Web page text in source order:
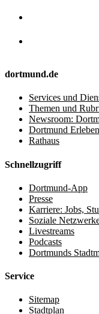
dortmund.de
Services und
Themen und
Newsroom:
Dortmund Erleben
Rathaus
Schnellzugriff
Dortmund-App
Presse
Karriere: Jobs,
Soziale
Livestreams
Podcasts
Dortmunds
Service
Sitemap
Stadtplan